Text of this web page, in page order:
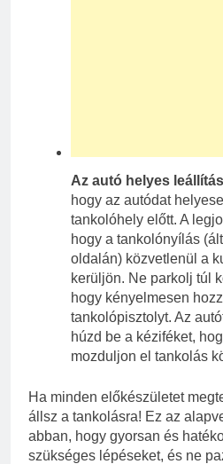
Az autó helyes
hogy az autódat
tankolóhely előtt. A
hogy a tankolónyílás
oldalán) közvetlenül a
kerüljön. Ne parkolj túl
hogy kényelmesen
tankolópisztolyt. Az
húzd be a kéziféket,
mozduljon el tankolás
Ha minden előkészületet
állsz a tankolásra! Ez az
abban, hogy gyorsan és
szükséges lépéseket, és ne